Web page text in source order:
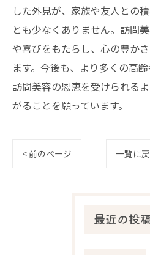
した外見が、家族や友人との
とも少なくありません。訪問
や喜びをもたらし、心の豊か
ます。今後も、より多くの高
訪問美容の恩恵を受けられる
がることを願っています。
< 前のページ 一覧に
最近の投